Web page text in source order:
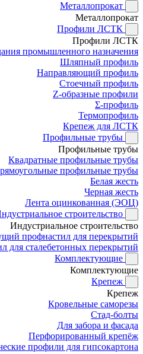
Металлопрокат
Металлопрокат
Профили ЛСТК
Профили ЛСТК
промышленного назначения
Шляпный профиль
Направляющий профиль
Стоечный профиль
Z-образные профили
Σ-профиль
Термопрофиль
Крепеж для ЛСТК
Профильные трубы
Профильные трубы
Квадратные профильные трубы
профильные трубы
Белая жесть
Черная жесть
Лента оцинкованная (ЭОЦ)
строительство
Индустриальное строительство
профнастил для перекрытий
для сталебетонных перекрытий
Комплектующие
Комплектующие
Крепеж
Крепеж
Кровельные саморезы
Стад-болты
Для забора и фасада
Перфорированный крепёж
профили для гипсокартона